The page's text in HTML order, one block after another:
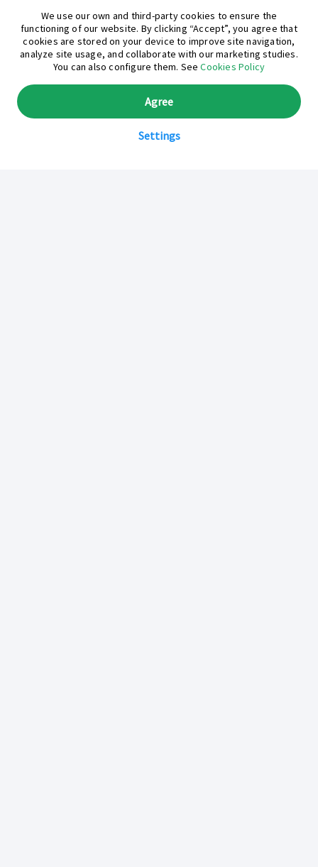
¿En qué podemos ayudarte hoy?
We use our own and third-party cookies to ensure the
functioning of our website. By clicking “Accept”, you agree that
cookies are stored on your device to improve site navigation,
analyze site usage, and collaborate with our marketing studies.
You can also configure them. SeeCookies Policy
Settings
Agree